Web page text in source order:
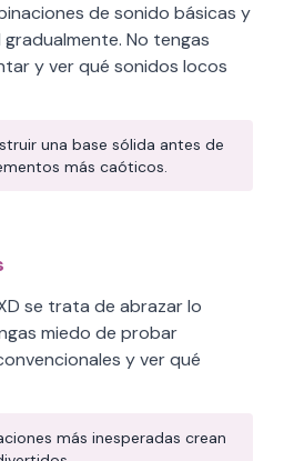
de sonido básicas y
No tengas
y ver qué sonidos locos
una base sólida antes de
más caóticos.
se trata de abrazar lo
miedo de probar
y ver qué
más inesperadas crean